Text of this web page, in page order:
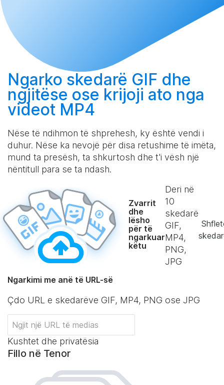
Ngarko skedarë GIF dhe
ngjitëse ose krijoji ato nga
videot MP4
Nëse të ndihmon të shprehesh, ky është vendi i
duhur. Nëse ka nevojë për disa retushime të imëta,
mund ta presësh, ta shkurtosh dhe t'i vësh një
nëntitull para se ta ndash.
Zvarrit
dhe
lësho
për të
ngarkuar
këtu
Deri në
10
skedarë
GIF,
MP4,
PNG,
JPG
Ngarkimi me anë të URL-së
Çdo URL e skedarëve GIF, MP4, PNG ose JPG
Kushtet dhe privatësia
Fillo në Tenor